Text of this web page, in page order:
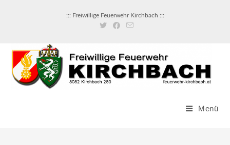
::: Freiwillige Feuerwehr Kirchbach :::
Menü